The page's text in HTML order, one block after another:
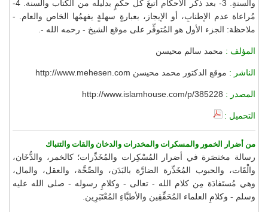
والسنةِ. 3- بعد ذكر الأحكام أتبعَ كل حكمٍ بدليله من الكتاب والسنة. 4-
مُراعاة عدم الإطنابِ، أو الإيجاز، بعبارةٍ سهلةٍ يفهمُها الخاص والعام. -
ملاحظة: الجزء الأول هو المُتوفِّر على موقع الشيخ - رحمه الله -.
المؤلف : محمد سالم محيسن
الناشر : موقع الدكتور محمد محيسن http://www.mehesen.com
المصدر : http://www.islamhouse.com/p/385228
التحميل :
من أضرار الخمور والمسكرات والمخدرات والدخان والقات والتنباك
رسالة مختصَرة في أضرار المُسْكِرات والمُخَدِّرات؛ كالخمر، والدُّخَان،
والْقَات، والحبوب المُخَدِّرة الضارَّة بالبَدَن، والصِّحَّة، والعقل، والمال،
وهي مُستَفادَة مِن كلام الله - تعالى - وكلامِ رسوله - صلى الله عليه
وسلم - وكلامِ العلماء المُحَقِّقِين والأطبَّاءِ المُعْتَبَرِين.